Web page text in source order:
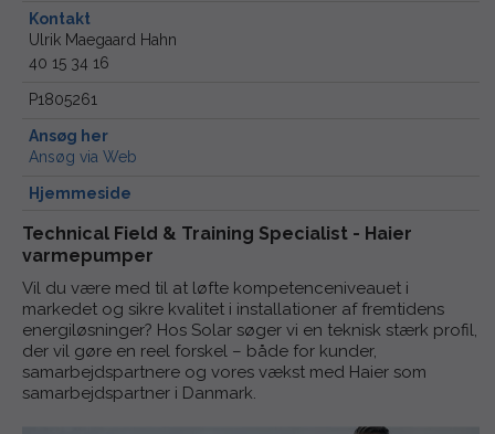
Kontakt
Ulrik Maegaard Hahn
40 15 34 16
P1805261
Ansøg her
Ansøg via Web
Hjemmeside
Technical Field & Training Specialist - Haier
varmepumper
Vil du være med til at løfte kompetenceniveauet i
markedet og sikre kvalitet i installationer af fremtidens
energiløsninger? Hos Solar søger vi en teknisk stærk profil,
der vil gøre en reel forskel – både for kunder,
samarbejdspartnere og vores vækst med Haier som
samarbejdspartner i Danmark.